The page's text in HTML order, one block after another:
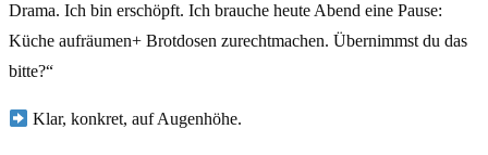
Drama. Ich bin erschöpft. Ich brauche heute Abend eine Pause:
Küche aufräumen+ Brotdosen zurechtmachen. Übernimmst du das
bitte?“
Klar, konkret, auf Augenhöhe.